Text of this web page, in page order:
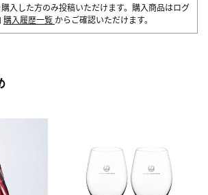
入した方のみ投稿いただけます。購入商品はログ
購入履歴一覧 からご確認いただけます。